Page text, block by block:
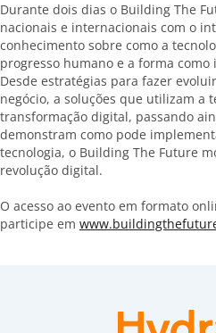
Durante dois dias o Building The
nacionais e internacionais com o
conhecimento sobre como a
progresso humano e a forma
Desde estratégias para fazer
negócio, a soluções que utilizam a
transformação digital, passando
demonstram como pode
tecnologia, o Building The Future
revolução digital.
O acesso ao evento em formato
participe em